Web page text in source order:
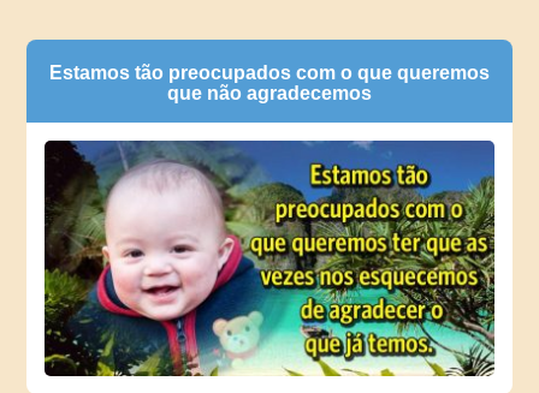
Estamos tão preocupados com o que queremos
que não agradecemos